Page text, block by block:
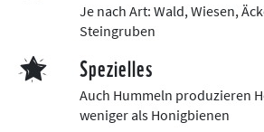
Je nach Art: Wald, Wiesen,
Steingruben
Spezielles
Auch Hummeln produzieren
weniger als Honigbienen